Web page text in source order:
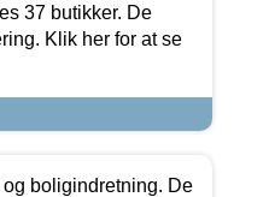
37 butikker. De
Klik her for at se
boligindretning. De